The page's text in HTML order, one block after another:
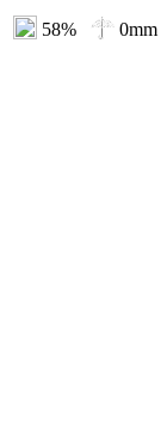
58% 0mm